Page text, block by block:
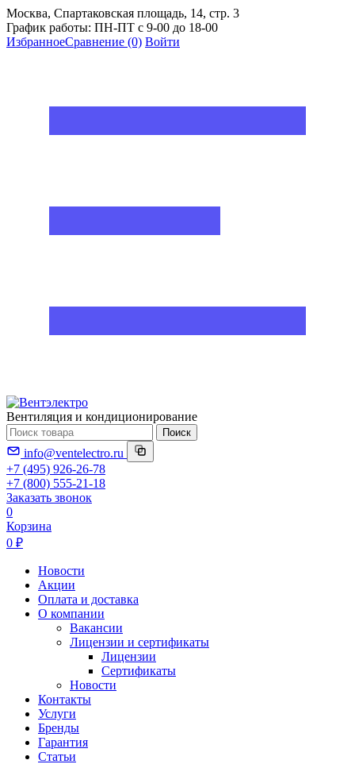
Москва, Спартаковская площадь, 14, стр. 3
График работы: ПН-ПТ с 9-00 до 18-00
ИзбранноеСравнение (0) Войти
Вентиляция и кондиционирование
Поиск
info@ventelectro.ru
+7 (495) 926-26-78
+7 (800) 555-21-18
Заказать звонок
0
Корзина
0 ₽
Новости
Акции
Оплата и доставка
О компании
Вакансии
Лицензии и сертификаты
Лицензии
Сертификаты
Новости
Контакты
Услуги
Бренды
Гарантия
Статьи